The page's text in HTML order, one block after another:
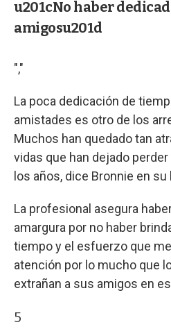
u201cNo haber
amigosu201d
","
La poca dedicación de
amistades es otro de los
Muchos han quedado tan
vidas que han dejado
los años, dice Bronnie en su
La profesional asegura
amargura por no haber
tiempo y el esfuerzo que
atención por lo mucho que
extrañan a sus amigos en
5